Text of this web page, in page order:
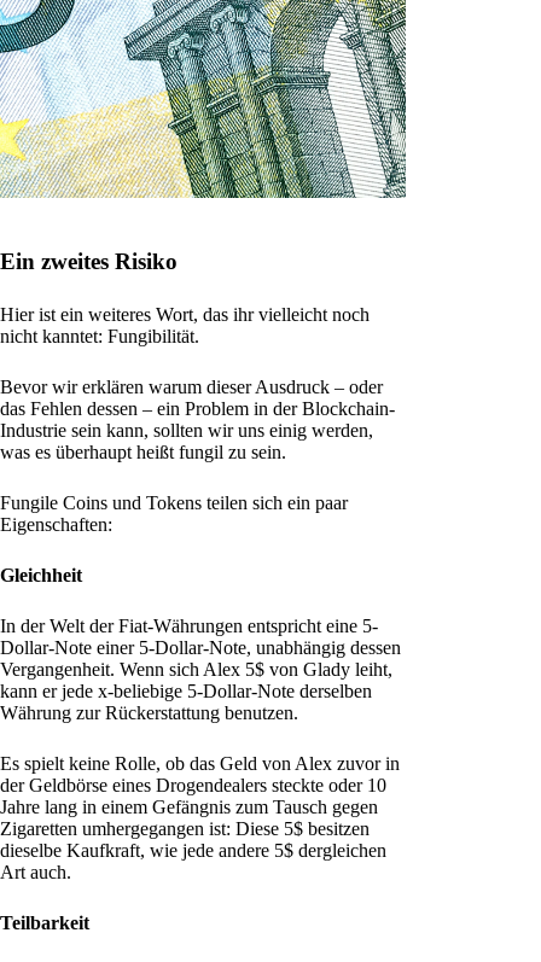
Ein zweites Risiko
Hier ist ein weiteres Wort, das ihr vielleicht noch
nicht kanntet: Fungibilität.
Bevor wir erklären warum dieser Ausdruck – oder
das Fehlen dessen – ein Problem in der Blockchain-
Industrie sein kann, sollten wir uns einig werden,
was es überhaupt heißt fungil zu sein.
Fungile Coins und Tokens teilen sich ein paar
Eigenschaften:
Gleichheit
In der Welt der Fiat-Währungen entspricht eine 5-
Dollar-Note einer 5-Dollar-Note, unabhängig dessen
Vergangenheit. Wenn sich Alex 5$ von Glady leiht,
kann er jede x-beliebige 5-Dollar-Note derselben
Währung zur Rückerstattung benutzen.
Es spielt keine Rolle, ob das Geld von Alex zuvor in
der Geldbörse eines Drogendealers steckte oder 10
Jahre lang in einem Gefängnis zum Tausch gegen
Zigaretten umhergegangen ist: Diese 5$ besitzen
dieselbe Kaufkraft, wie jede andere 5$ dergleichen
Art auch.
Teilbarkeit